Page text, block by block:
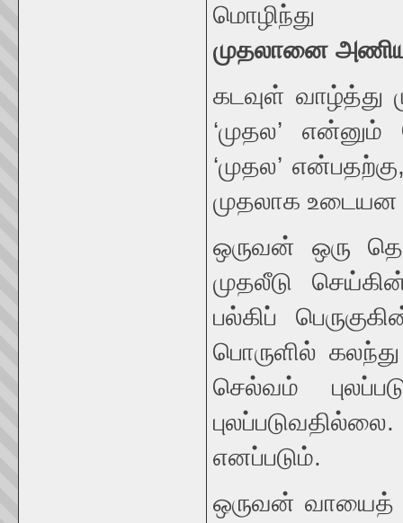
மொழிந்து
முதலானை
கடவுள் வாழ்த்து
‘முதல’
‘முதல’
முதலாக
ஒருவன் ஒரு
முதலீடு
பல்கிப்
பொருளில்
செல்வம்
எனப்படும்.
ஒருவன் வாயைத்